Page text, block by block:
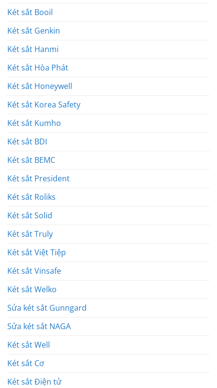
Két sắt Booil
Két sắt Genkin
Két sắt Hanmi
Két sắt Hòa Phát
Két sắt Honeywell
Két sắt Korea Safety
Két sắt Kumho
Két sắt BDI
Két sắt BEMC
Két sắt President
Két sắt Roliks
Két sắt Solid
Két sắt Truly
Két sắt Việt Tiệp
Két sắt Vinsafe
Két sắt Welko
Sửa két sắt Gunngard
Sửa két sắt NAGA
Két sắt Well
Két sắt Cơ
Két sắt Điện tử